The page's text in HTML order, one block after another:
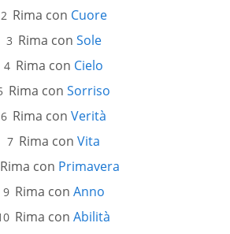
Rima con Cuore
Rima con Sole
Rima con Cielo
Rima con Sorriso
Rima con Verità
Rima con Vita
Rima con Primavera
Rima con Anno
Rima con Abilità